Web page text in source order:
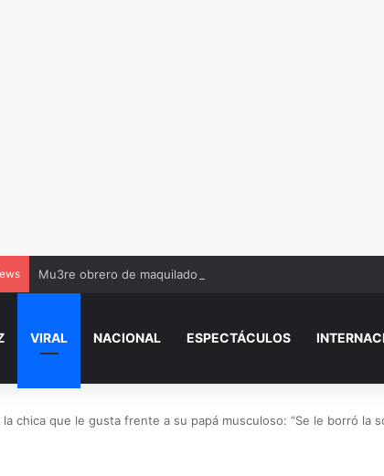
Mu3re obrero de maquiladora tras ser prensado por
VIRAL NACIONAL ESPECTÁCULOS
chica que le gusta frente a su papá musculoso: “Se le borró la